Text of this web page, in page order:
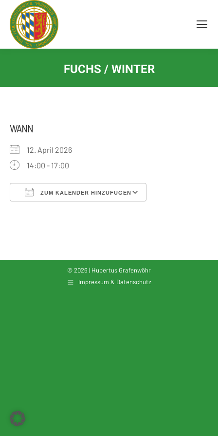
springen
FUCHS / WINTER
WANN
12. April 2026
14:00 - 17:00
ZUM KALENDER HINZUFÜGEN
© 2026 | Hubertus Grafenwöhr
Impressum & Datenschutz